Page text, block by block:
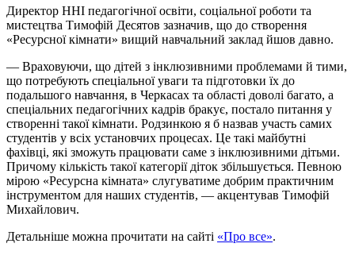
Директор ННІ педагогічної освіти, соціальної роботи та
мистецтва Тимофій Десятов зазначив, що до створення
«Ресурсної кімнати» вищий навчальний заклад йшов давно.
— Враховуючи, що дітей з інклюзивними проблемами й тими,
що потребують спеціальної уваги та підготовки їх до
подальшого навчання, в Черкасах та області доволі багато, а
спеціальних педагогічних кадрів бракує, постало питання у
створенні такої кімнати. Родзинкою я б назвав участь самих
студентів у всіх установчих процесах. Це такі майбутні
фахівці, які зможуть працювати саме з інклюзивними дітьми.
Причому кількість такої категорії діток збільшується. Певною
мірою «Ресурсна кімната» слугуватиме добрим практичним
інструментом для наших студентів, — акцентував Тимофій
Михайлович.
Детальніше можна прочитати на сайті «Про все».